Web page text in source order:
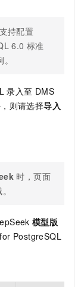
持配置
6.0 标准
录入至 DMS
则请选择导入
时，页面
模型版
PostgreSQL